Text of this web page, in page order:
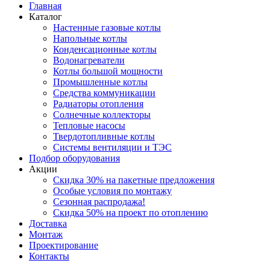
Главная
Каталог
Настенные газовые котлы
Напольные котлы
Конденсационные котлы
Водонагреватели
Котлы большой мощности
Промышленные котлы
Средства коммуникации
Радиаторы отопления
Солнечные коллекторы
Тепловые насосы
Твердотопливные котлы
Системы вентиляции и ТЭС
Подбор оборудования
Акции
Скидка 30% на пакетные предложения
Особые условия по монтажу
Сезонная распродажа!
Скидка 50% на проект по отоплению
Доставка
Монтаж
Проектирование
Контакты